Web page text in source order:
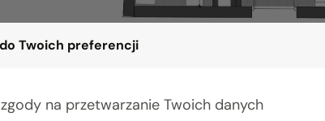
Twoich preferencji
na przetwarzanie Twoich danych